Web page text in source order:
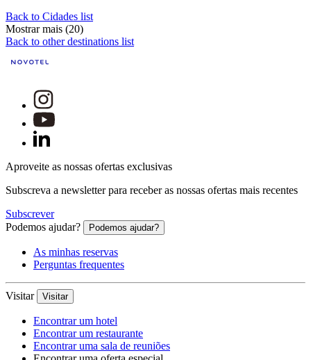
Back to Cidades list
Mostrar mais (20)
Back to other destinations list
Aproveite as nossas ofertas exclusivas
Subscreva a newsletter para receber as nossas ofertas mais recentes
Subscrever
Podemos ajudar?
Podemos ajudar?
As minhas reservas
Perguntas frequentes
Visitar Visitar
Encontrar um hotel
Encontrar um restaurante
Encontrar uma sala de reuniões